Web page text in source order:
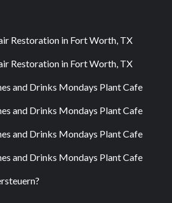
Restoration in Fort Worth, TX
Restoration in Fort Worth, TX
and Drinks Mondays Plant Cafe
and Drinks Mondays Plant Cafe
and Drinks Mondays Plant Cafe
and Drinks Mondays Plant Cafe